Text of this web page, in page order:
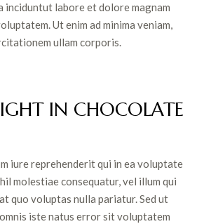
inciduntut labore et dolore magnam
Ut enim ad minima veniam,
ullam corporis.
IN CHOCOLATE
iure reprehenderit qui in ea voluptate
molestiae consequatur, vel illum qui
quo voluptas nulla pariatur. Sed ut
iste natus error sit voluptatem